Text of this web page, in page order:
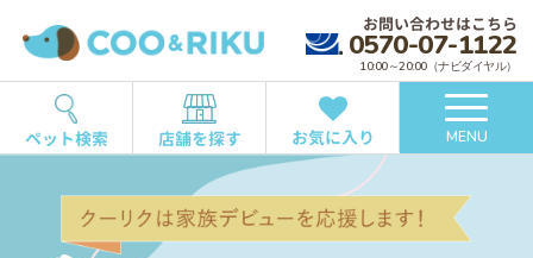
お問い合わせはこちら
0570-07-1122
10:00～20:00（ナビダイヤル）
ペット検索 店舗を探す お気に入り MENU